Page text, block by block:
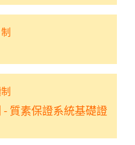
質素保證系統基礎證